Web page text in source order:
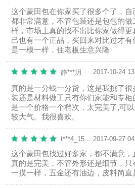
这个蒙田包在你家买了很多个了，
都非常满意，不管包装还是包包的
样，市场上真的找不出比你家做得更
己也有一个正品，买回来对比过才
是一模一样，住老板生意兴隆
静***玥 2017-10-24
真的是一分钱一分货，这是我挑了
装还是材料做工只有你们家能和专
是一个价格一个档次，太完美了,可
较大气。我很喜欢。
t***4_1506604489 2017-09-27
这个蒙田包找过好多家，都不满意，
真的是完美，不管外形还是细节，
一摸一样，五金还有油边，皮料简直